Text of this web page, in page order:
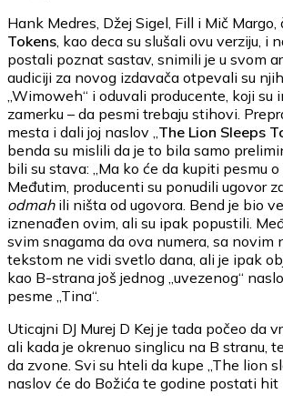
Hank Medres, Džej Sigel, Fill i Mič
Tokens , kao deca su slušali ovu verziju, i
postali poznat sastav, snimili je u svom
audiciji za novog izdavača otpevali su
„Wimoweh“ i oduvali producente, koji su
zamerku – da pesmi trebaju stihovi.
mesta i dali joj naslov „ The Lion Sleeps
benda su mislili da je to bila samo
bili su stava: „Ma ko će da kupiti pesmu o
Međutim, producenti su ponudili ugovor
odmah ili ništa od ugovora. Bend je bio
iznenađen ovim, ali su ipak popustili.
svim snagama da ova numera, sa novim
tekstom ne vidi svetlo dana, ali je ipak
kao B-strana još jednog „uvezenog“
pesme „Tina“.
Uticajni DJ Murej D Kej je tada počeo da
ali kada je okrenuo singlicu na B stranu,
da zvone. Svi su hteli da kupe „The lion
naslov će do Božića te godine postati hit